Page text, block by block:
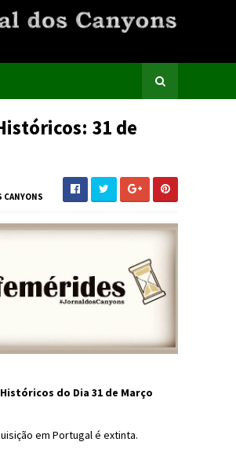
31 de
CANYONS
do Dia 31 de Março
em Portugal é extinta.